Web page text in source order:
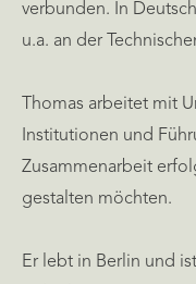
verbunden. In
u.a. an der
Thomas arbeitet mit
Institutionen und
Zusammenarbeit
gestalten möchten.
Er lebt in Berlin und